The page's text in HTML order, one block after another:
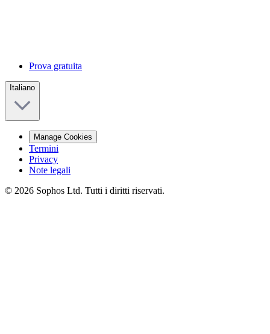
Prova gratuita
Italiano
Manage Cookies
Termini
Privacy
Note legali
© 2026 Sophos Ltd. Tutti i diritti riservati.